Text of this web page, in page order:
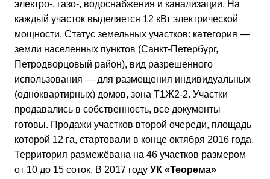
электро-, газо-, водоснабжения и канализации. На
каждый участок выделяется 12 кВт электрической
мощности. Статус земельных участков: категория —
земли населенных пунктов (Санкт-Петербург,
Петродворцовый район), вид разрешенного
использования — для размещения индивидуальных
(одноквартирных) домов, зона Т1Ж2-2. Участки
продавались в собственность, все документы
готовы. Продажи участков второй очереди, площадь
которой 12 га, стартовали в конце октября 2016 года.
Территория размежёвана на 46 участков размером
от 10 до 15 соток. В 2017 году УК «Теорема»